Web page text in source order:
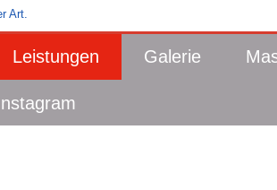
Leistungen Galerie